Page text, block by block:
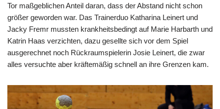
Tor maßgeblichen Anteil daran, dass der Abstand nicht schon
größer geworden war. Das Trainerduo Katharina Leinert und
Jacky Fremr mussten krankheitsbedingt auf Marie Harbarth und
Katrin Haas verzichten, dazu gesellte sich vor dem Spiel
ausgerechnet noch Rückraumspielerin Josie Leinert, die zwar
alles versuchte aber kräftemäßig schnell an ihre Grenzen kam.